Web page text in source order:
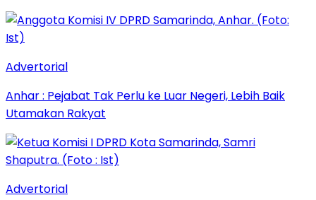
Advertorial
Anhar : Pejabat Tak Perlu ke Luar Negeri, Lebih Baik
Utamakan Rakyat
Advertorial